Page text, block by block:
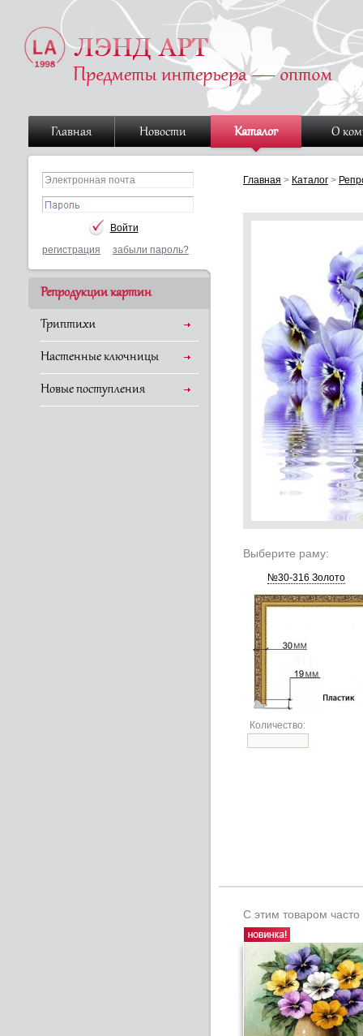
Главная Новости Каталог О
регистрация забыли пароль?
Репродукции картин
Триптихи
Настенные ключницы
Новые поступления
Главная > Каталог >
Выберите раму:
№30-316 Золото
Количество:
С этим товаром часто